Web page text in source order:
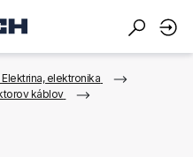
Elektrina, elektronika
káblov